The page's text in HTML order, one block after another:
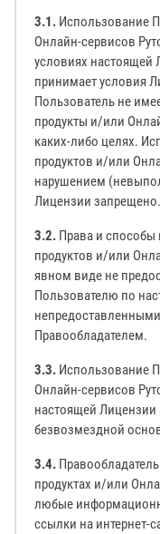
3.1. Использование
Онлайн-сервисов
условиях настоящей
принимает условия
Пользователь не
продукты и/или
каких-либо целях.
продуктов и/или
нарушением
Лицензии запрещено.
3.2. Права и
продуктов и/или
явном виде не
Пользователю по
Правообладателем.
3.3. Использование
Онлайн-сервисов
настоящей Лицензии
безвозмездной
3.4.
продуктах и/или
любые
ссылки на интернет-